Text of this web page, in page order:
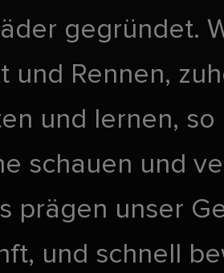
gegründet.
und Rennen,
und lernen, so
schauen und
prägen unser
und schnell